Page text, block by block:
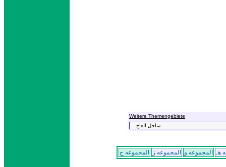
Weitere Themengebiete
المجموعه ح المجموعه ز المجموعه و هـ